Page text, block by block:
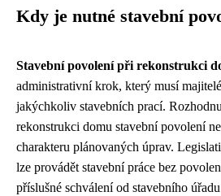
Kdy je nutné stavební
Stavební povolení při rekonstrukci
administrativní krok, který musí
jakýchkoliv stavebních prací.
rekonstrukci domu stavební povolení
charakteru plánovaných úprav.
lze provádět stavební práce bez
příslušné schválení od stavebního